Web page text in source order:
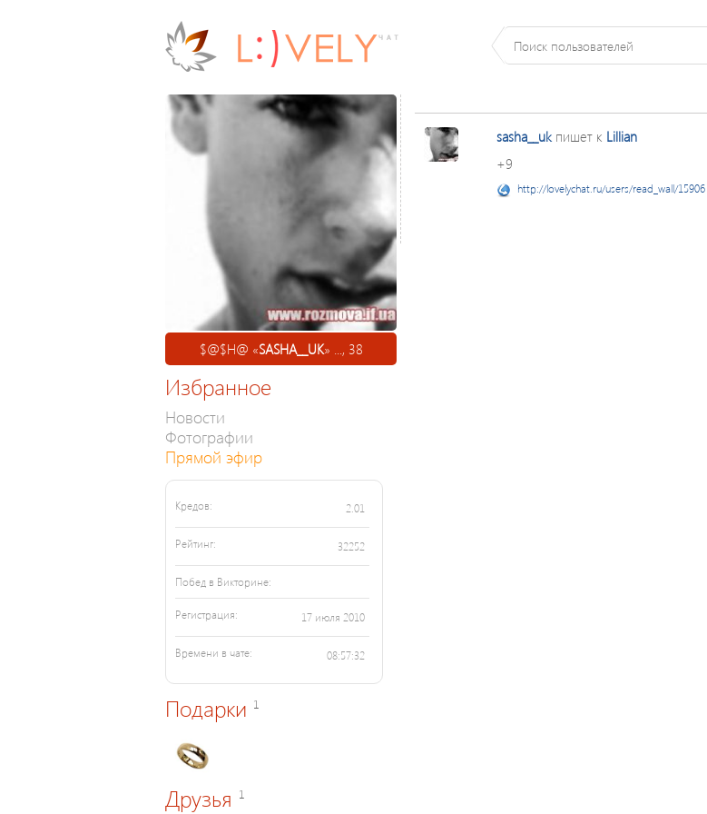
$@$H@ «SASHA__UK» ..., 38
Избранное
Новости
Фотографии
Прямой эфир
Кредов: 2.01
Рейтинг: 32252
Побед в Викторине:
Регистрация: 17 июля 2010
Времени в чате: 08:57:32
Подарки 1
Друзья 1
sasha__ukпишет к Lillian
+9
http://lovelychat.ru/users/read_wall/15906